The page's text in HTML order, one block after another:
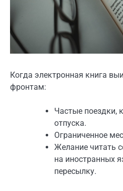
Когда электронная книга
фронтам:
Частые поездки,
отпуска.
Ограниченное
Желание читать
на иностранных
пересылку.